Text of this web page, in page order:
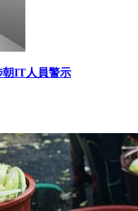
朝IT人員警示